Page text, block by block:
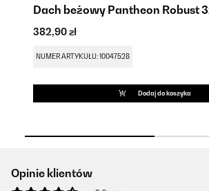
Dach beżowy Pantheon Robust
382,90 zł
NUMER ARTYKUŁU: 10047528
Dodaj do koszyka
Opinie klientów